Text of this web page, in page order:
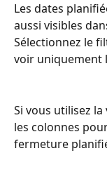
Les dates
aussi visibles
Sélectionnez le
voir uniquement
Si vous utilisez
les colonnes
fermeture